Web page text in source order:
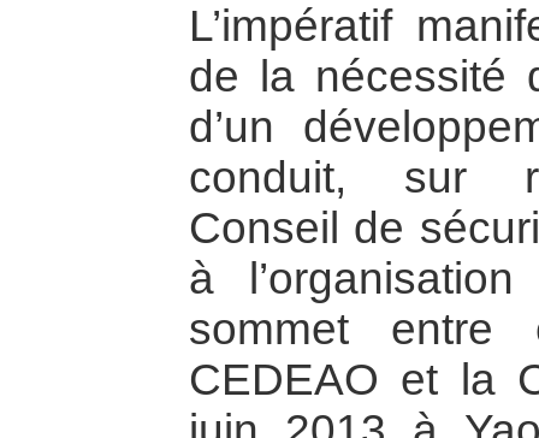
L’impératif
de la nécessité
d’un
conduit, sur
Conseil de
à
sommet entre
CEDEAO et la